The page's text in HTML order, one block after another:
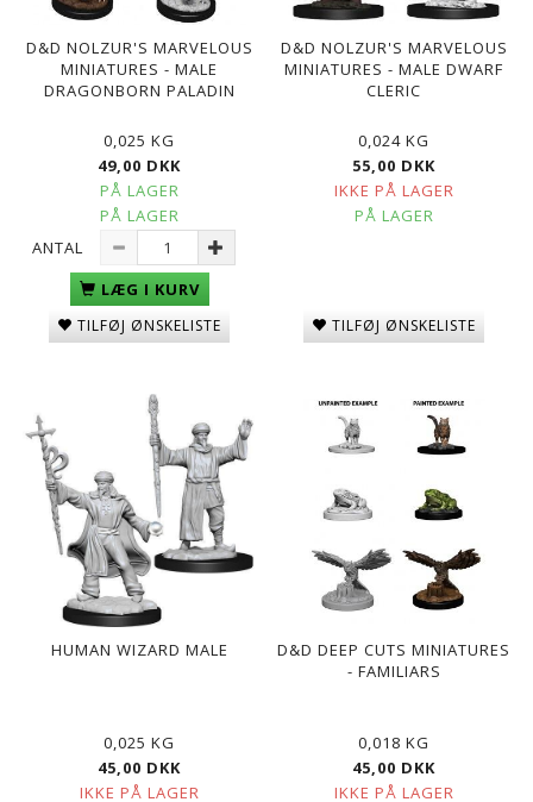
D&D NOLZUR'S MARVELOUS
MINIATURES - MALE
DRAGONBORN PALADIN
0,025 KG
49,00 DKK
PÅ LAGER
PÅ LAGER
ANTAL
LÆG I KURV
TILFØJ ØNSKELISTE
D&D NOLZUR'S MARVELOUS
MINIATURES - MALE DWARF
CLERIC
0,024 KG
55,00 DKK
IKKE PÅ LAGER
PÅ LAGER
TILFØJ ØNSKELISTE
HUMAN WIZARD MALE
0,025 KG
45,00 DKK
IKKE PÅ LAGER
D&D DEEP CUTS MINIATURES
- FAMILIARS
0,018 KG
45,00 DKK
IKKE PÅ LAGER